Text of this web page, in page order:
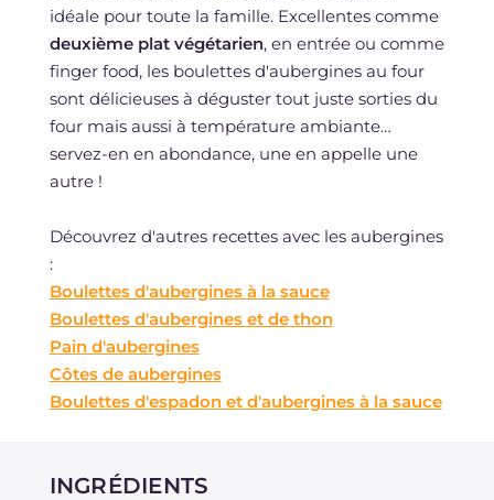
idéale pour toute la famille. Excellentes comme
deuxième plat végétarien, en entrée ou comme
finger food, les boulettes d'aubergines au four
sont délicieuses à déguster tout juste sorties du
four mais aussi à température ambiante…
servez-en en abondance, une en appelle une
autre !
Découvrez d'autres recettes avec les aubergines
:
Boulettes d'aubergines à la sauce
Boulettes d'aubergines et de thon
Pain d'aubergines
Côtes de aubergines
Boulettes d'espadon et d'aubergines à la sauce
INGRÉDIENTS